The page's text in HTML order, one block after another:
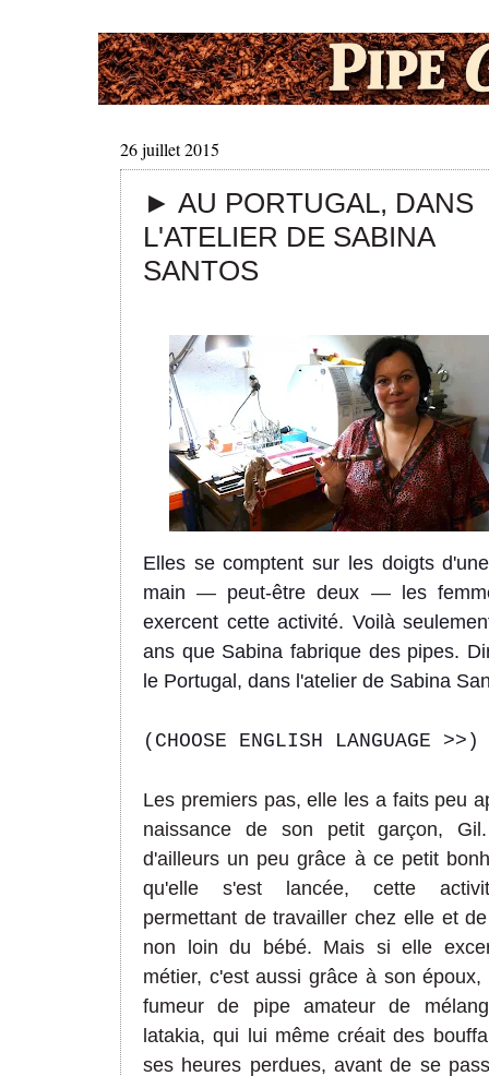
26 juillet 2015
► AU PORTUGAL, DANS
L'ATELIER DE SABINA
SANTOS
Elles se comptent sur les doigts
main— peut-être deux —
les
exercent cette activité. Voilà
ans que Sabina fabrique des pipes.
le Portugal, dans l'atelier de Sabina
(CHOOSE ENGLISH LANGUAGE >>)
Les premiers pas, elle les a faits peu
naissance de son petit garçon,
d'ailleurs un peu grâce à ce petit
qu'elle s'est lancée, cette
permettant de travailler chez elle et
non loin du bébé. Mais si elle
métier, c'est aussi grâce à son époux,
fumeur de pipe amateur de
latakia, qui lui même créait des
ses heures perdues, avant de se